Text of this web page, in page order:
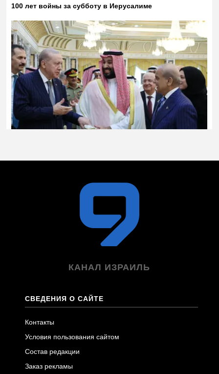
КАНАЛ ИЗРАИЛЬ
СВЕДЕНИЯ О САЙТЕ
Контакты
Условия пользования сайтом
Состав редакции
Заказ рекламы